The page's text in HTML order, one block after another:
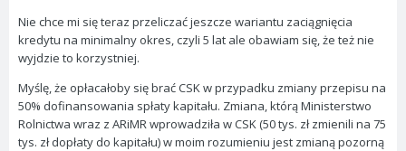
Nie chce mi się teraz przeliczać jeszcze wariantu zaciągnięcia
kredytu na minimalny okres, czyli 5 lat ale obawiam się, że też nie
wyjdzie to korzystniej.
Myślę, że opłacałoby się brać CSK w przypadku zmiany przepisu na
50% dofinansowania spłaty kapitału. Zmiana, którą Ministerstwo
Rolnictwa wraz z ARiMR wprowadziła w CSK (50 tys. zł zmienili na 75
tys. zł dopłaty do kapitału) w moim rozumieniu jest zmianą pozorną